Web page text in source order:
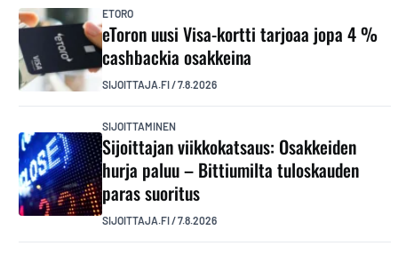
ETORO
eToron uusi Visa-kortti tarjoaa jopa 4 %
cashbackia osakkeina
SIJOITTAJA.FI/7.8.2026
SIJOITTAMINEN
Sijoittajan viikkokatsaus: Osakkeiden
hurja paluu – Bittiumilta tuloskauden
paras suoritus
SIJOITTAJA.FI/7.8.2026